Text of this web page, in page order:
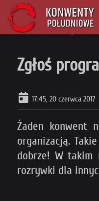
Główna
Zgłoś
17:45, 20 czerwca 2017
Żaden konwent
organizacją.
dobrze! W takim
rozrywki dla